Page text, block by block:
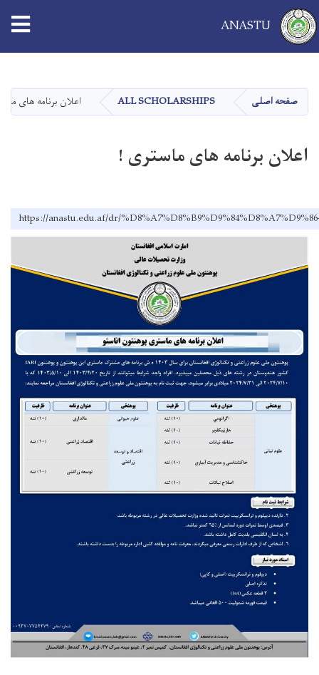
main
content
ANASTU
صفحه اصلی ALL SCHOLARSHIPS اعلان برنامه های
اعلان برنامه های ماستری !
https://anastu.edu.af/dr/